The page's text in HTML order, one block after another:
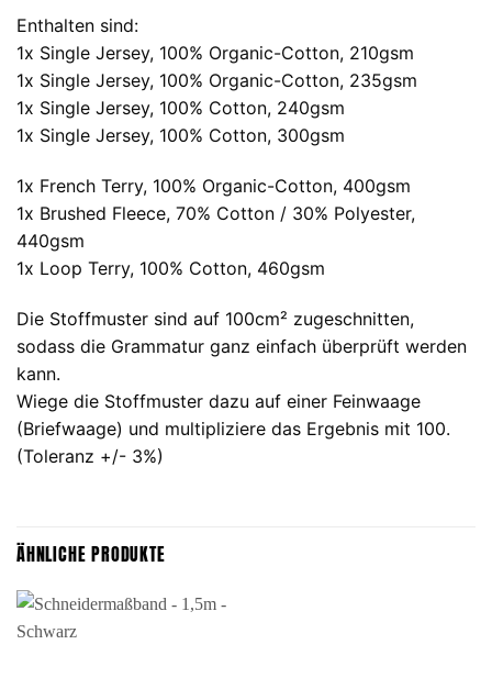
Enthalten sind:
1x Single Jersey, 100% Organic-Cotton, 210gsm
1x Single Jersey, 100% Organic-Cotton, 235gsm
1x Single Jersey, 100% Cotton, 240gsm
1x Single Jersey, 100% Cotton, 300gsm
1x French Terry, 100% Organic-Cotton, 400gsm
1x Brushed Fleece, 70% Cotton / 30% Polyester,
440gsm
1x Loop Terry, 100% Cotton, 460gsm
Die Stoffmuster sind auf 100cm² zugeschnitten,
sodass die Grammatur ganz einfach überprüft werden
kann.
Wiege die Stoffmuster dazu auf einer Feinwaage
(Briefwaage) und multipliziere das Ergebnis mit 100.
(Toleranz +/- 3%)
ÄHNLICHE PRODUKTE